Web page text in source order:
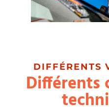
DIFFÉRENTS
Différents